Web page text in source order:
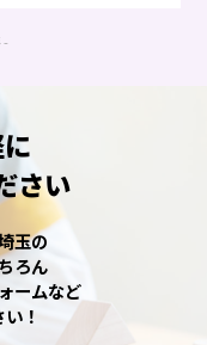
-
さい
玉の
ろん
ームなど
！